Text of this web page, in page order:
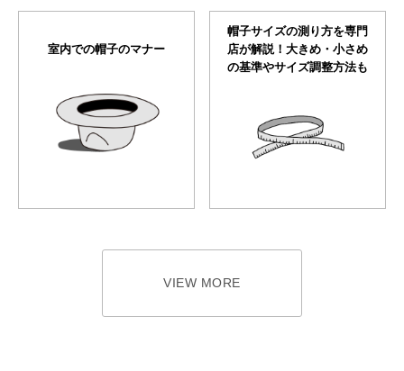
室内での帽子のマナー
帽子サイズの測り方を専門
店が解説！大きめ・小さめ
の基準やサイズ調整方法も
VIEW MORE